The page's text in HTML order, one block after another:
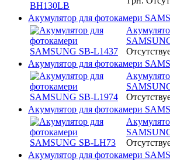
Акумулятор для фотокамери
Акумулятор для фотокамери
Акумулятор для фотокамери
Акумулятор для фотокамери